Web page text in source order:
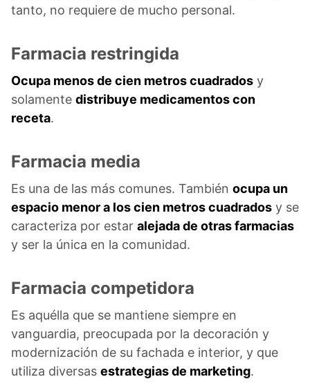
tanto, no requiere de mucho personal.
Farmacia restringida
Ocupa menos de cien metros cuadrados y
solamente distribuye medicamentos con
receta.
Farmacia media
Es una de las más comunes. También ocupa un
espacio menor a los cien metros cuadrados y se
caracteriza por estar alejada de otras farmacias
y ser la única en la comunidad.
Farmacia competidora
Es aquélla que se mantiene siempre en
vanguardia, preocupada por la decoración y
modernización de su fachada e interior, y que
utiliza diversas estrategias de marketing.